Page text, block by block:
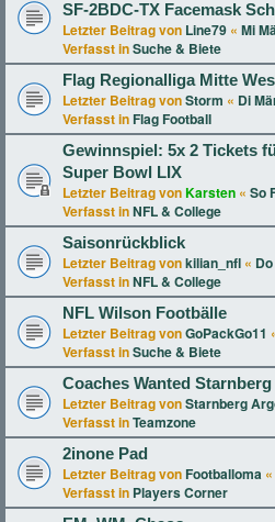
SF-2BDC-TX Facemask
Letzter Beitrag von Line79 « Mi
Verfasst inSuche & Biete
Flag Regionalliga Mitte
Letzter Beitrag vonStorm « Di
Verfasst in Flag Football
Gewinnspiel: 5x 2 Tickets
Super Bowl LIX
Letzter Beitrag vonKarsten « So
Verfasst inNFL & College
Saisonrückblick
Letzter Beitrag vonkilian_nfl «
Verfasst inNFL & College
NFL Wilson Footbälle
Letzter Beitrag vonGoPackGo11
Verfasst inSuche & Biete
Coaches Wanted Starnberg
Letzter Beitrag vonStarnberg
Verfasst inTeamzone
2inone Pad
Letzter Beitrag von Footballoma «
Verfasst in Players Corner